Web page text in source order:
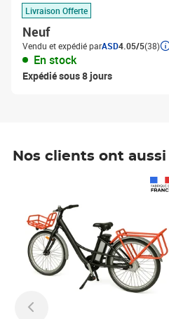
Livraison Offerte
Neuf
Vendu et expédié parASD4.05/5(38)
En stock
Expédié sous 8 jours
Nos clients ont